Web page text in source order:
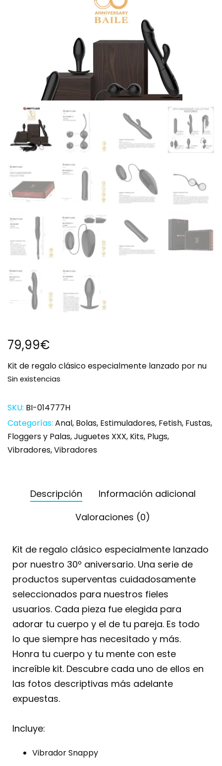
79,99€
Kit de regalo clásico especialmente lanzado por nu
Sin existencias
SKU: BI-014777H
Categorías: Anal, Bolas, Estimuladores, Fetish, Fustas,
Floggers y Palas,Juguetes XXX, Kits, Plugs,
Vibradores,Vibradores
Descripción
Información adicional
Valoraciones (0)
Kit de regalo clásico especialmente lanzado
por nuestro 30º aniversario. Una serie de
productos superventas cuidadosamente
seleccionados para nuestros fieles
usuarios. Cada pieza fue elegida para
adorar tu cuerpo y el de tu pareja. Es todo
lo que siempre has necesitado y más.
Honra tu cuerpo y tu mente con este
increíble kit. Descubre cada uno de ellos en
las fotos descriptivas más adelante
expuestas.
Incluye:
Vibrador Snappy